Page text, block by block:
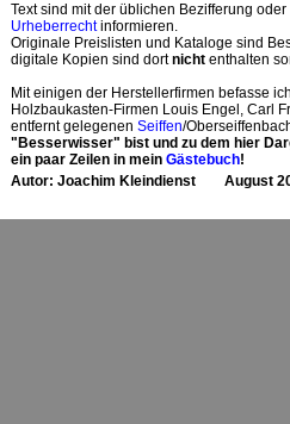
Text sind mit der üblichen Bezifferung
Urheberrechtinformieren.
Originale Preislisten und Kataloge sind
digitale Kopien sind dortnicht enthalten
Mit einigen der Herstellerfirmen befasse
Holzbaukasten-Firmen Louis Engel, Carl
entfernt gelegenen Seiffen/
"Besserwisser" bist und zu dem hier
ein paar Zeilen in mein Gästebuch!
Autor: Joachim Kleindienst August